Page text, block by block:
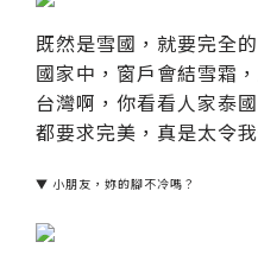
既然是雪國，就要完全
國家中，窗戶會結雪霜
台灣啊，你看看人家泰
都要求完美，真是太令我
▼ 小朋友，妳的腳不冷嗎？